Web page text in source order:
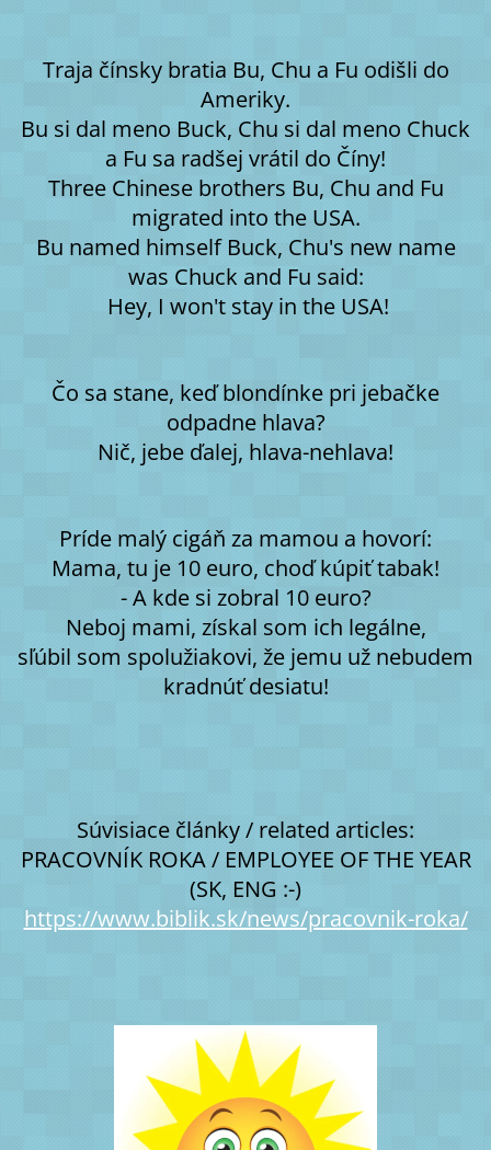
Traja čínsky bratia Bu, Chu a Fu odišli do
Ameriky.
Bu si dal meno Buck, Chu si dal meno Chuck
a Fu sa radšej vrátil do Číny!
Three Chinese brothers Bu, Chu and Fu
migrated into the USA.
Bu named himself Buck, Chu's new name
was Chuck and Fu said:
Hey, I won't stay in the USA!
Čo sa stane, keď blondínke pri jebačke
odpadne hlava?
Nič, jebe ďalej, hlava-nehlava!
Príde malý cigáň za mamou a hovorí:
Mama, tu je 10 euro, choď kúpiť tabak!
- A kde si zobral 10 euro?
Neboj mami, získal som ich legálne,
sľúbil som spolužiakovi, že jemu už nebudem
kradnúť desiatu!
Súvisiace články / related articles:
PRACOVNÍK ROKA / EMPLOYEE OF THE YEAR
(SK, ENG :-)
https://www.biblik.sk/news/pracovnik-roka/